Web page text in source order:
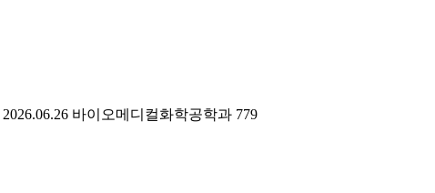
2026.06.26 바이오메디컬화학공학과 779